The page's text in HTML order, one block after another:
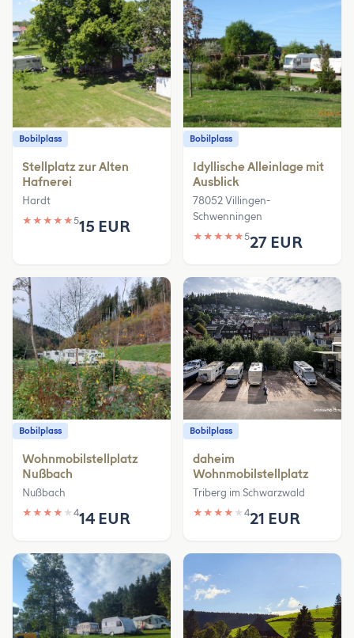
Bobilplass
Stellplatz zur Alten
Hafnerei
Hardt
★ ★ ★ ★ ★515 EUR
Bobilplass
Idyllische Alleinlage mit
Ausblick
78052 Villingen-
Schwenningen
★ ★ ★ ★ ★527 EUR
Bobilplass
Wohnmobilstellplatz
Nußbach
Nußbach
★ ★ ★ ★ ★ 414 EUR
Bobilplass
daheim
Wohnmobilstellplatz
Triberg im Schwarzwald
★ ★ ★ ★ ★ 421 EUR